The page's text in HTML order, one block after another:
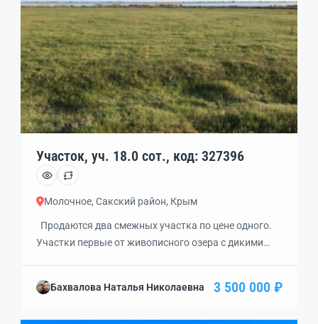
использование: для ижс .
Участок, уч. 18.0 сот., код: 327396
Молочное, Сакский район, Крым
Продаются два смежных участка по цене одного.
Участки первые от живописного озера с дикими
в Крыму. Участки ЛПХ (можно строить дома не
Бахвалова Наталья Николаевна 3 500 000 ₽